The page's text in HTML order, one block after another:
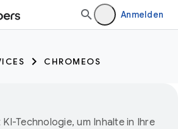
Anmelden
CHROMEOS
Technologie, um Inhalte in Ihre